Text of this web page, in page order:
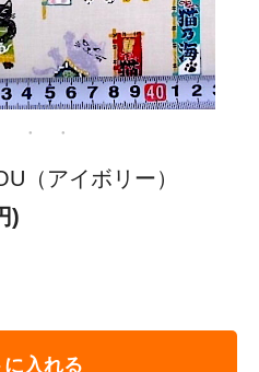
（アイボリー）
)
に入れる